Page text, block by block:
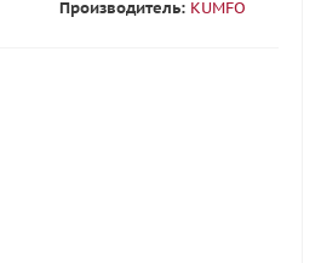
Производитель: KUMFO